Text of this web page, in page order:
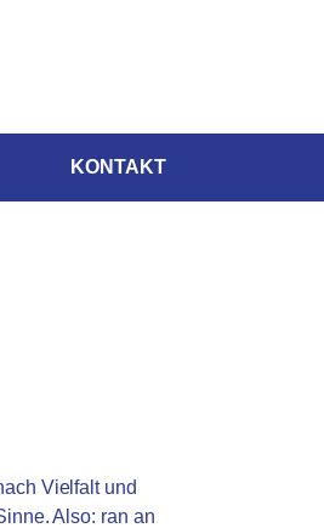
KONTAKT
Vielfalt und
Also: ran an